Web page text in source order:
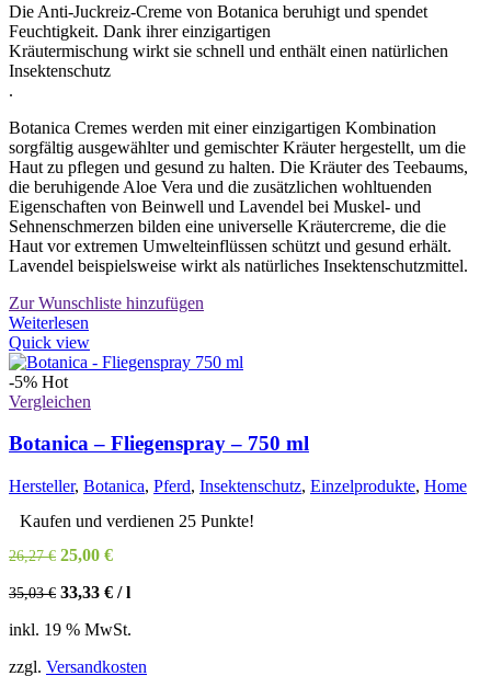
Die Anti-Juckreiz-Creme von Botanica beruhigt und spendet
Feuchtigkeit. Dank ihrer einzigartigen
Kräutermischung wirkt sie schnell und enthält einen natürlichen
Insektenschutz
.
Botanica Cremes werden mit einer einzigartigen Kombination
sorgfältig ausgewählter und gemischter Kräuter hergestellt, um die
Haut zu pflegen und gesund zu halten. Die Kräuter des Teebaums,
die beruhigende Aloe Vera und die zusätzlichen wohltuenden
Eigenschaften von Beinwell und Lavendel bei Muskel- und
Sehnenschmerzen bilden eine universelle Kräutercreme, die die
Haut vor extremen Umwelteinflüssen schützt und gesund erhält.
Lavendel beispielsweise wirkt als natürliches Insektenschutzmittel.
Zur Wunschliste hinzufügen
Weiterlesen
Quick view
-5% Hot
Vergleichen
Botanica – Fliegenspray – 750 ml
Hersteller, Botanica, Pferd, Insektenschutz, Einzelprodukte, Home
Kaufen und verdienen 25 Punkte!
26,27€ Ursprünglicher
war:
25,00 €Aktueller
ist:
35,03€ 33,33 € /l
inkl. 19 % MwSt.
zzgl. Versandkosten